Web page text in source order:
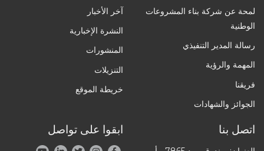
لمحة عن شركة بناء المشروعات
الوطنية
رسالة المدير التنفيذي
المهمة والرؤية
فريقنا
الجوائز والشهادات
آخر الأخبار
النشرة الإخبارية
المنشورات
التنزيلات
خريطة الموقع
اتصل بنا ابقوا على تواصل